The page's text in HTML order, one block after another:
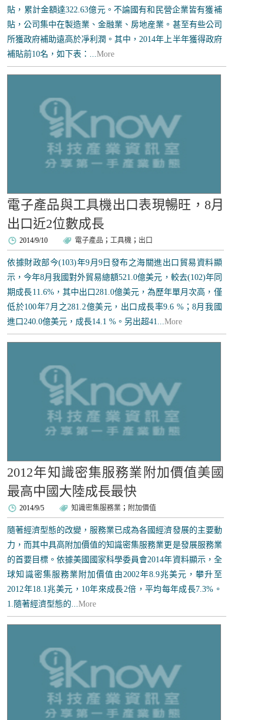
貼，累計金額達322.63億元。不論國有和民營企業皆有獲補
貼，公司集中在製造業、金融業、房地産業。甚至有些公司
所獲政府補助遠高於凈利潤。其中，2014年上半年獲得政府
補貼前10名，如下表：...More
電子產品與工具機出口表現暢旺，8月
出口近2位數成長
2014/9/10 電子產品 ；工具機 ； 出口
依據財政部今(103)年9月9日發布之海關進出口貿易資料顯
示，今年8月我國對外貿易總額521.0億美元，較去(102)年同
期成長11.6%，其中出口281.0億美元，為歷年單月次高，僅
低於100年7月之281.2億美元，出口成長率9.6 %；8月我國
進口240.0億美元，成長14.1 %。另出超41...More
2012年知識密集服務業附加價值美國
最高中國大陸成長最快
2014/9/5 知識密集服務業 ； 附加價值
隨著經濟型態的改變，服務業已成為各國經濟發展的主要動
力，而其中具高附加價值的知識密集服務業更是發展服務業
的首要目標。依據美國國家科學委員會2014年資料顯示，全
球知識密集服務業附加價值由2002年8.9兆美元，攀升至
2012年18.1兆美元，10年來成長2倍，平均每年成長7.3%。
1.隨著經濟型態的...More